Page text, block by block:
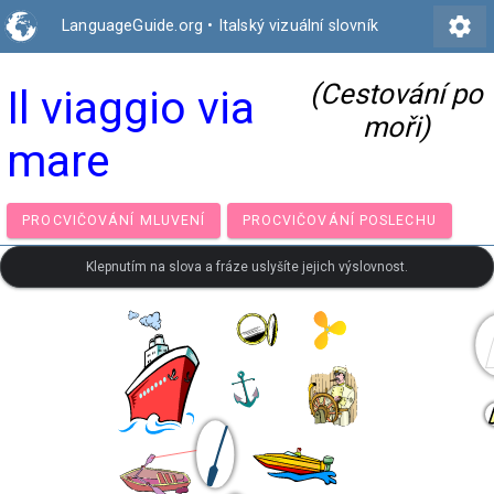
LanguageGuide.org • Italský vizuální slovník settings
Il viaggio via
mare
(Cestování po
moři)
PROCVIČOVÁNÍ MLUVENÍ PROCVIČOVÁNÍ
Klepnutím na slova a fráze uslyšíte jejich výslovnost.